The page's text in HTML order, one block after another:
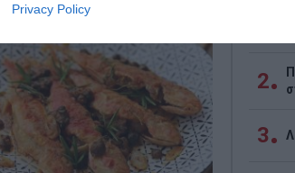
Privacy Policy
2
3